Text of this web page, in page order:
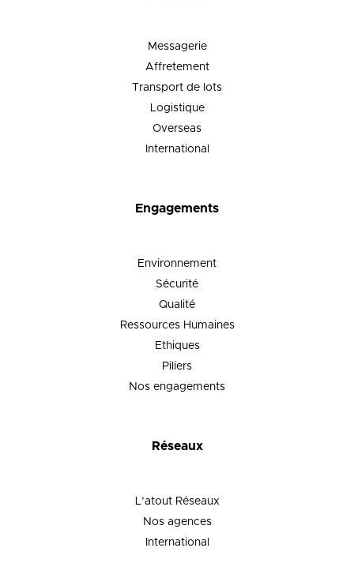
Messagerie
Affretement
Transport de lots
Logistique
Overseas
International
Engagements
Environnement
Sécurité
Qualité
Ressources Humaines
Ethiques
Piliers
Nos engagements
Réseaux
L’atout Réseaux
Nos agences
International